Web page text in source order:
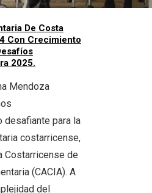
De Costa
Con Crecimiento
2025.
Mendoza
desafiante para la
costarricense,
Costarricense de
(CACIA). A
del